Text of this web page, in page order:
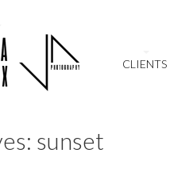
CLIENTS
sunset